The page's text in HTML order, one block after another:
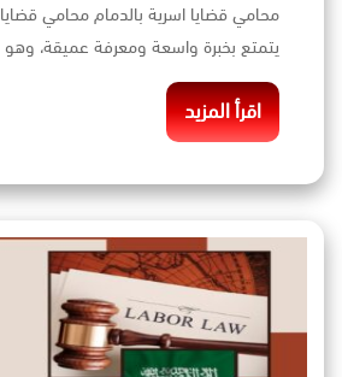
محامي قضايا اسرية بالدمام محامي
يتمتع بخبرة واسعة ومعرفة عميقة،
اقرأ المزيد